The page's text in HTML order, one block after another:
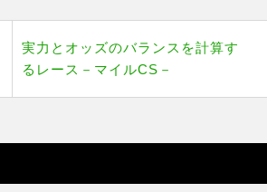
実力とオッズのバランスを計算す
るレース－マイルCS－